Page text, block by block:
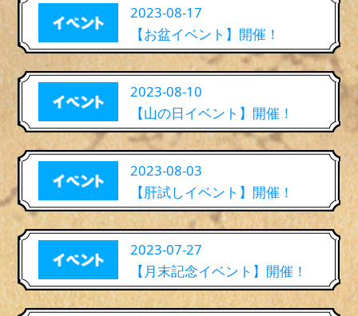
2023-08-17
【お盆イベント】開催！
2023-08-10
【山の日イベント】開催！
2023-08-03
【肝試しイベント】開催！
2023-07-27
【月末記念イベント】開催！